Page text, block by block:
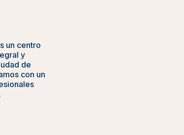
un centro
y
de
con un